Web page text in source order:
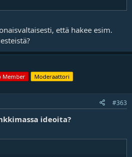
että hakee esim.
Member Moderaattori
#363
ideoita?